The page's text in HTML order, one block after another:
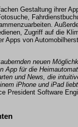
Gestaltung ihrer
Zugriff auf die
Apps von
neuen
App für die
und News, die
iPhone und iPad
President Software